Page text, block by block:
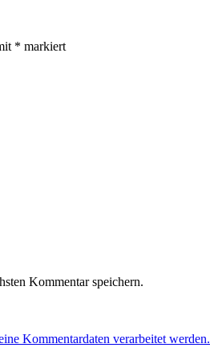
* markiert
Kommentar speichern.
Kommentardaten verarbeitet werden.